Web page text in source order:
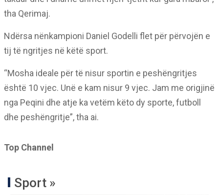
tha Qerimaj.
Ndërsa nënkampioni Daniel Godelli flet për përvojën e
tij të ngritjes në këtë sport.
“Mosha ideale për të nisur sportin e peshëngritjes
është 10 vjec. Unë e kam nisur 9 vjec. Jam me origjinë
nga Peqini dhe atje ka vetëm këto dy sporte, futboll
dhe peshëngritje”, tha ai.
Top Channel
Sport »